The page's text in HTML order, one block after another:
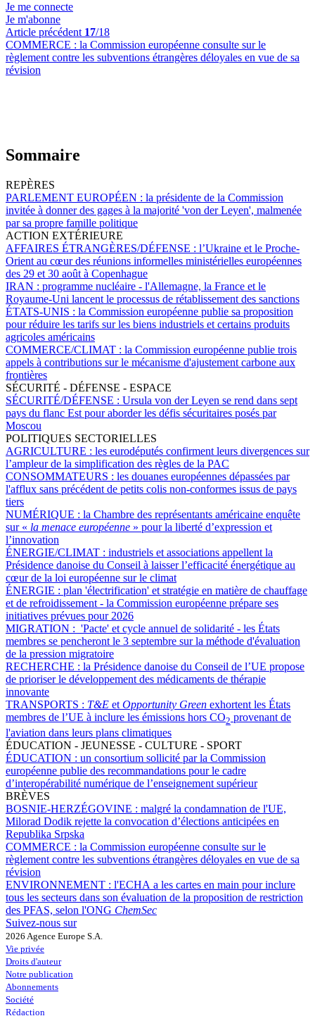
Je me connecte
Je m'abonne
Article précédent 17/18
COMMERCE : la Commission européenne consulte sur le
règlement contre les subventions étrangères déloyales en vue de sa
révision
Sommaire
REPÈRES
PARLEMENT EUROPÉEN : la présidente de la Commission
invitée à donner des gages à la majorité 'von der Leyen', malmenée
par sa propre famille politique
ACTION EXTÉRIEURE
AFFAIRES ÉTRANGÈRES/DÉFENSE : l’Ukraine et le Proche-
Orient au cœur des réunions informelles ministérielles européennes
des 29 et 30 août à Copenhague
IRAN : programme nucléaire - l'Allemagne, la France et le
Royaume-Uni lancent le processus de rétablissement des sanctions
ÉTATS-UNIS : la Commission européenne publie sa proposition
pour réduire les tarifs sur les biens industriels et certains produits
agricoles américains
COMMERCE/CLIMAT : la Commission européenne publie trois
appels à contributions sur le mécanisme d'ajustement carbone aux
frontières
SÉCURITÉ - DÉFENSE - ESPACE
SÉCURITÉ/DÉFENSE : Ursula von der Leyen se rend dans sept
pays du flanc Est pour aborder les défis sécuritaires posés par
Moscou
POLITIQUES SECTORIELLES
AGRICULTURE : les eurodéputés confirment leurs divergences sur
l’ampleur de la simplification des règles de la PAC
CONSOMMATEURS : les douanes européennes dépassées par
l'afflux sans précédent de petits colis non-conformes issus de pays
tiers
NUMÉRIQUE : la Chambre des représentants américaine enquête
sur « la menace européenne » pour la liberté d’expression et
l’innovation
ÉNERGIE/CLIMAT : industriels et associations appellent la
Présidence danoise du Conseil à laisser l’efficacité énergétique au
cœur de la loi européenne sur le climat
ÉNERGIE : plan 'électrification' et stratégie en matière de chauffage
et de refroidissement - la Commission européenne prépare ses
initiatives prévues pour 2026
MIGRATION : 'Pacte' et cycle annuel de solidarité - les États
membres se pencheront le 3 septembre sur la méthode d'évaluation
de la pression migratoire
RECHERCHE : la Présidence danoise du Conseil de l’UE propose
de prioriser le développement des médicaments de thérapie
innovante
TRANSPORTS : T&E et Opportunity Green exhortent les États
membres de l’UE à inclure les émissions hors CO2 provenant de
l'aviation dans leurs plans climatiques
ÉDUCATION - JEUNESSE - CULTURE - SPORT
ÉDUCATION : un consortium sollicité par la Commission
européenne publie des recommandations pour le cadre
d’interopérabilité numérique de l’enseignement supérieur
BRÈVES
BOSNIE-HERZÉGOVINE : malgré la condamnation de l'UE,
Milorad Dodik rejette la convocation d’élections anticipées en
Republika Srpska
COMMERCE : la Commission européenne consulte sur le
règlement contre les subventions étrangères déloyales en vue de sa
révision
ENVIRONNEMENT : l'ECHA a les cartes en main pour inclure
tous les secteurs dans son évaluation de la proposition de restriction
des PFAS, selon l'ONG ChemSec
Suivez-nous sur
2026 Agence Europe S.A.
Vie privée
Droits d'auteur
Notre publication
Abonnements
Société
Rédaction